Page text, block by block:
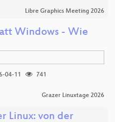
Libre Graphics Meeting 2026
Windows - Wie
04-11
741
Grazer Linuxtage 2026
Linux: von der